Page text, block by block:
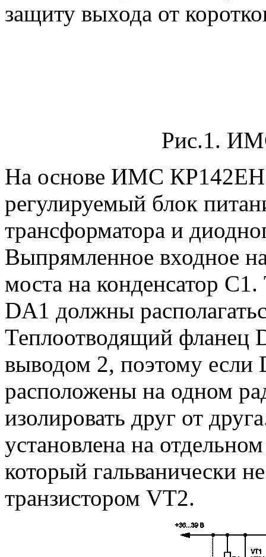
защиту выхода от
Рис.1.
На основе ИМС
регулируемый блок
трансформатора и
Выпрямленное входное
моста на конденсатор
DA1 должны
Теплоотводящий фланец
выводом 2, поэтому если
расположены на одном
изолировать друг от
установлена на
который гальванически
транзистором VT2.